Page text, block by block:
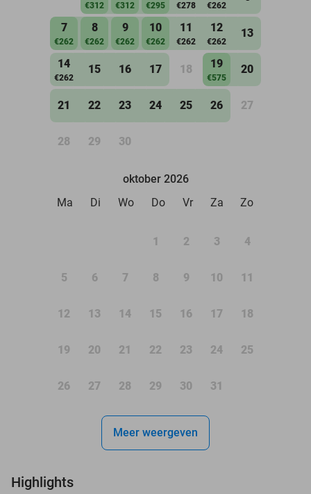
€312 €312 €295 €278 €262
7
€262
8
€262
9
€262
10
€262
11
€262
12
€262
13
14
€262
15 16 17 18 19
€575
20
21 22 23 24 25 26 27
28 29 30
oktober 2026
Ma
Di Wo Do Vr Za Zo
1 2 3 4
5 6 7 8 9 10 11
12 13 14 15 16 17 18
19 20 21 22 23 24 25
26 27 28 29 30 31
Meer weergeven
Highlights